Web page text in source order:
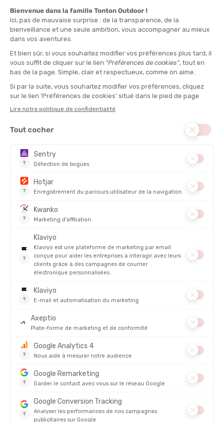
supérieures à 1500 m car le matériau accompagne chaque
mouvement sans tension parasite. La technologie
réduit
les frictions pour optimiser la pénétration dans l'eau.
En plein effort dans une eau à 18°C, la sensation de légèreté sur
le haut du corps surprend. On oublie vite l'épaisseur de la matière
tant l'amplitude de bras reste naturelle. La coupe ajustée au
niveau du buste évite toute entrée d'eau, même lors des phases
d'accélération ou de passage de bouée. La glisse est fluide et la
sensation de liberté reste totale du début à la fin de la section
natation.
Néoprène :Mélange de Yamamoto 38, 39 et 40 pour un ratio
Coupe : Design spécifique pour les épaules féminines afin de
supprimer les points de pression habituels.
autonomie complète lors de la transition.
Le scénario idéal
Idéal pour une nageuse confirmée qui participe à des épreuves
comme leTriathlon de Deauville
ou des sorties en mer où la
liberté de mouvement prime sur la flottabilité brute. C'est le
choix de la performance pour celles qui ne veulent pas lutter
contre leur combinaison.
Le conseil des Tatas :"C’est la référence pour ne pas avoir les
épaules bloquées après 2000 m de nage. Pour conserver cette
souplesse, rincez votre équipement à l'eau douce après chaque
Découvrir l'Orca Athlex Flex V2 Femme sur notre site